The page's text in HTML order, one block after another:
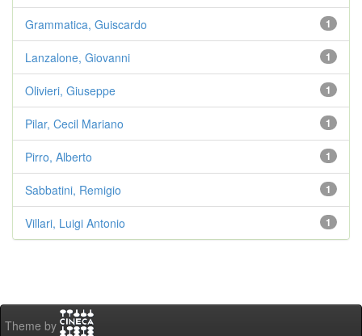
1
Grammatica, Guiscardo
1
Lanzalone, Giovanni
1
Olivieri, Giuseppe
1
Pilar, Cecil Mariano
1
Pirro, Alberto
1
Sabbatini, Remigio
1
Villari, Luigi Antonio
Theme by